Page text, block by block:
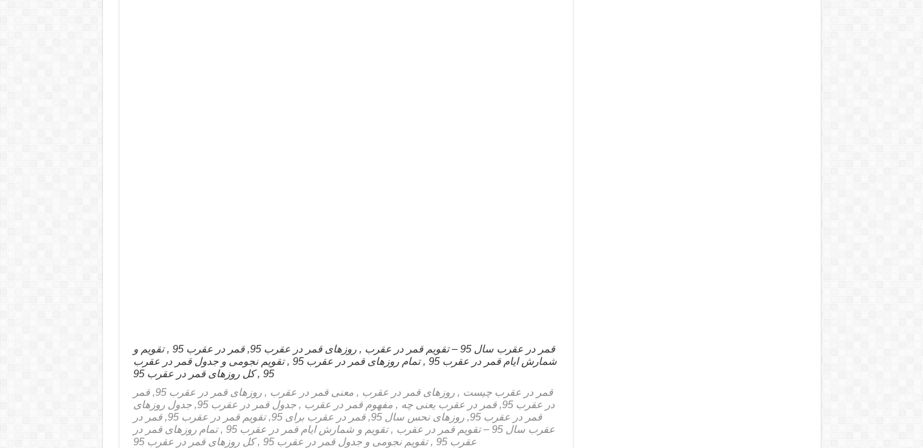
قمر در عقرب سال 95 – تقویم قمر در عقرب , روزهای قمر در عقرب 95, قمر در عقرب 95 , تقویم و
شمارش ایام قمر در عقرب 95 , تمام روزهای قمر در عقرب 95 , تقویم نجومی و جدول قمر در عقرب
95 , کل روزهای قمر در عقرب 95
قمر در عقرب چیست , روزهای قمر در عقرب , معنی قمر در عقرب , روزهای قمر در عقرب 95, قمر
در عقرب 95, قمر در عقرب یعنی چه , مفهوم قمر در عقرب , جدول قمر در عقرب 95, جدول روزهای
قمر در عقرب 95, روزهای نحس سال 95, قمر در عقرب برای 95, تقویم قمر در عقرب 95, قمر در
عقرب سال 95 – تقویم قمر در عقرب , تقویم و شمارش ایام قمر در عقرب 95 , تمام روزهای قمر در
عقرب 95 , تقویم نجومی و جدول قمر در عقرب 95 , کل روزهای قمر در عقرب 95